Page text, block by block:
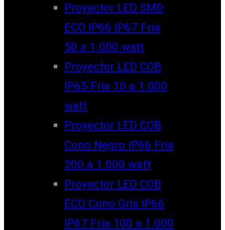
Proyector LED SMD
ECO IP66 IP67 Fría
50 a 1.000 watt
Proyector LED COB
IP65 Fría 10 a 1.000
watt
Proyector LED COB
Cono Negro IP66 Fría
200 a 1.000 watt
Proyector LED COB
ECO Cono Gris IP66
IP67 Fría 100 a 1.000